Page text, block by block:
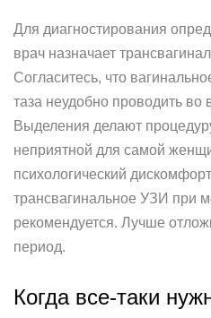
Для диагностирования
врач назначает
Согласитесь, что
таза неудобно проводить
Выделения делают
неприятной для самой
психологический
трансвагинальное УЗИ при
рекомендуется. Лучше
период.
Когда все-таки